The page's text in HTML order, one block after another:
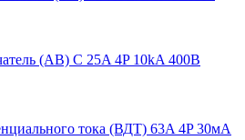
(АВ) C 25A 4P 10kA 400В